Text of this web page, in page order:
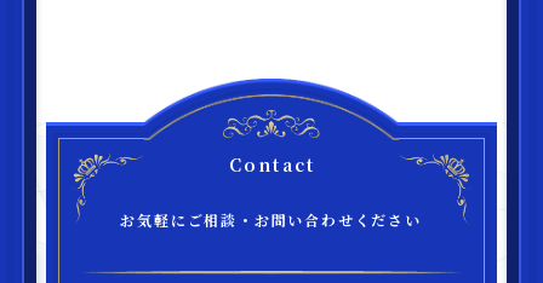
Contact
お気軽にご相談・お問い合わせください